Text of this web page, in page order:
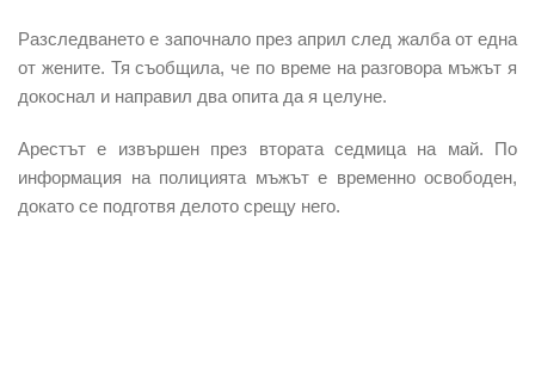
Разследването е започнало през април след жалба от една
от жените. Тя съобщила, че по време на разговора мъжът я
докоснал и направил два опита да я целуне.
Арестът е извършен през втората седмица на май. По
информация на полицията мъжът е временно освободен,
докато се подготвя делото срещу него.